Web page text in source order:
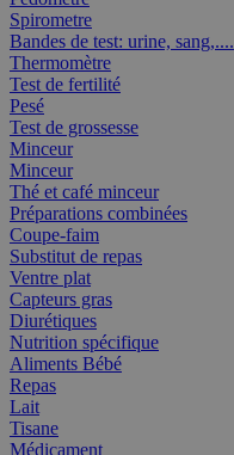
Spirometre
Bandes de test: urine, sang,....
Thermomètre
Test de fertilité
Pesé
Test de grossesse
Minceur
Minceur
Thé et café minceur
Préparations combinées
Coupe-faim
Substitut de repas
Ventre plat
Capteurs gras
Diurétiques
Nutrition spécifique
Aliments Bébé
Repas
Lait
Tisane
Médicament